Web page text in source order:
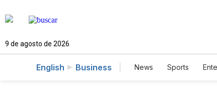
9 de agosto de 2026
English Business News Sports